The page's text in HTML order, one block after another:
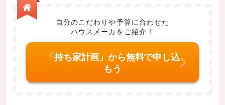
自分のこだわりや予算に合わせた
ハウスメーカをご紹介！
「持ち家計画」から無料で申し込
もう